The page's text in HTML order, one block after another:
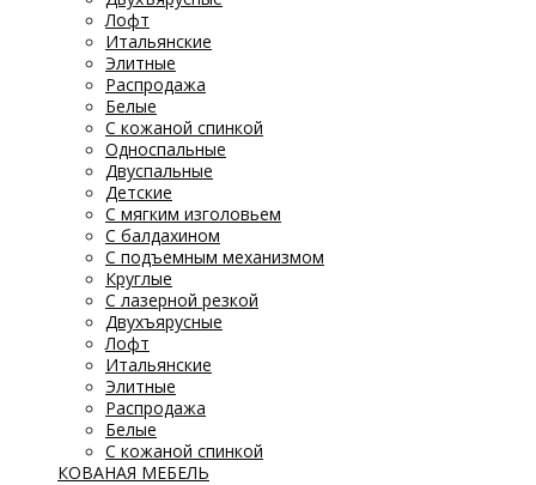
Лофт
Итальянские
Элитные
Распродажа
Белые
С кожаной спинкой
Односпальные
Двуспальные
Детские
С мягким изголовьем
С балдахином
С подъемным механизмом
Круглые
С лазерной резкой
Двухъярусные
Лофт
Итальянские
Элитные
Распродажа
Белые
С кожаной спинкой
КОВАНАЯ МЕБЕЛЬ